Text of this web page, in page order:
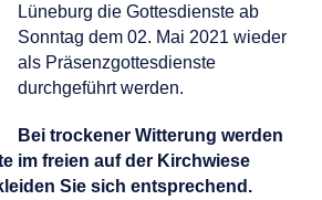
Lüneburg die Gottesdienste ab
Sonntag dem 02. Mai 2021 wieder
als Präsenzgottesdienste
durchgeführt werden.
Bei trockener Witterung werden
im freien auf der Kirchwiese
Sie sich entsprechend.